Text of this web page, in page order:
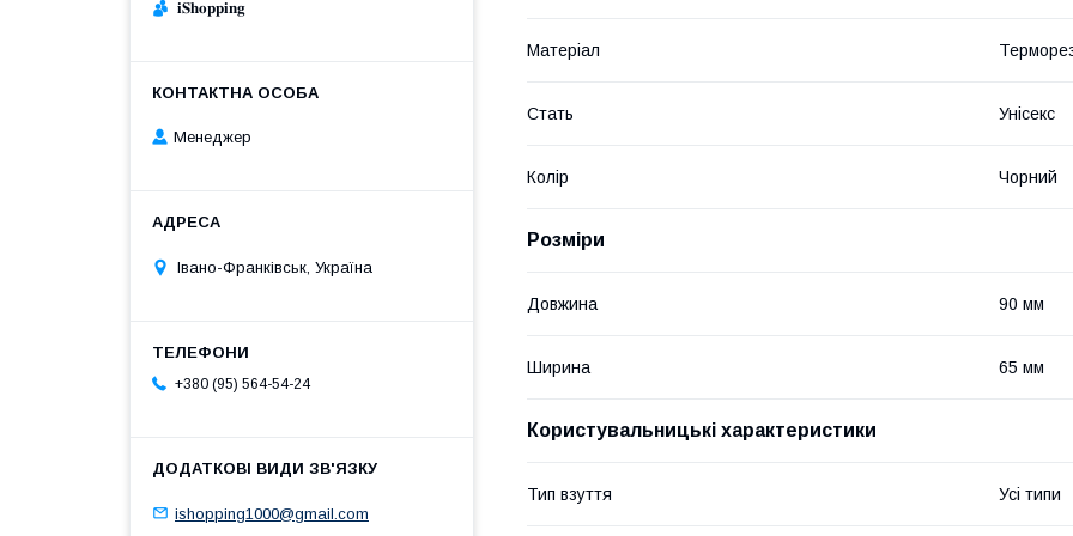
Матеріал
Стать Унісекс
Колір Чорний
Розміри
Довжина 90 мм
Ширина 65 мм
Користувальницькі характеристики
Тип взуття Усі типи
𝐢𝐒𝐡𝐨𝐩𝐩𝐢𝐧𝐠
Менеджер
Івано-Франківськ, Україна
+380 (95) 564-54-24
ishopping1000@gmail.com